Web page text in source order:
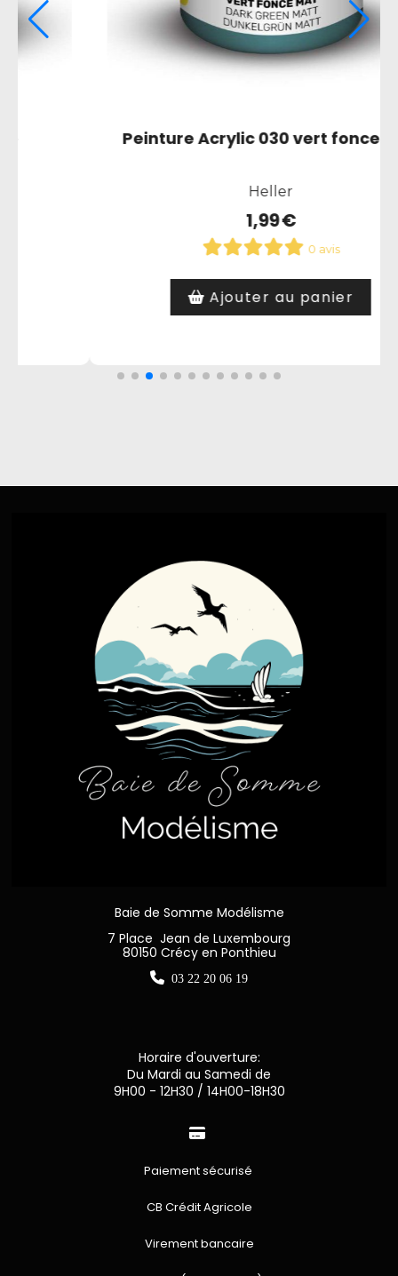
Peinture Acrylic 033 noir mat
Heller
1,99€
0 avis
Article hors stock
Baie de Somme Modélisme
7 Place Jean de Luxembourg
80150 Crécy en Ponthieu
 03 22 20 06 19
Horaire d'ouverture:
Du Mardi au Samedi de
9H00 - 12H30 / 14H00-18H30

Paiement sécurisé
CB Crédit Agricole
Virement bancaire